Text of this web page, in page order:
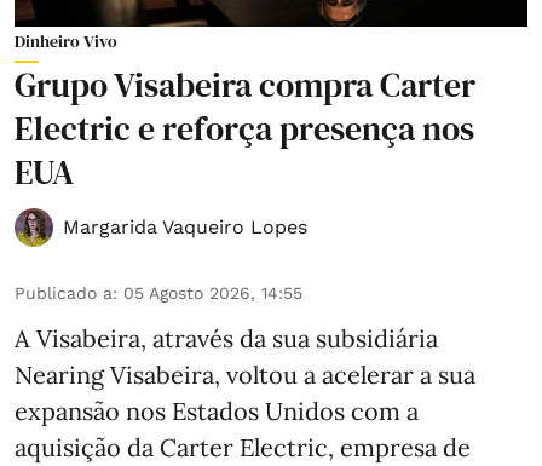
Dinheiro Vivo
Grupo Visabeira compra Carter
Electric e reforça presença nos
EUA
Margarida Vaqueiro Lopes
Publicado a: 05 Agosto 2026, 14:55
A Visabeira, através da sua subsidiária
Nearing Visabeira, voltou a acelerar a sua
expansão nos Estados Unidos com a
aquisição da Carter Electric, empresa de